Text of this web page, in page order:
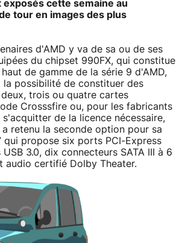
cette semaine au
tour en images des plus
d'AMD y va de sa ou de ses
du chipset 990FX, qui constitue
de gamme de la série 9 d'AMD,
la possibilité de constituer des
trois ou quatre cartes
Crosssfire ou, pour les fabricants
de la licence nécessaire,
a retenu la seconde option pour sa
qui propose six ports PCI-Express
3.0, dix connecteurs SATA III à 6
audio certifié Dolby Theater.